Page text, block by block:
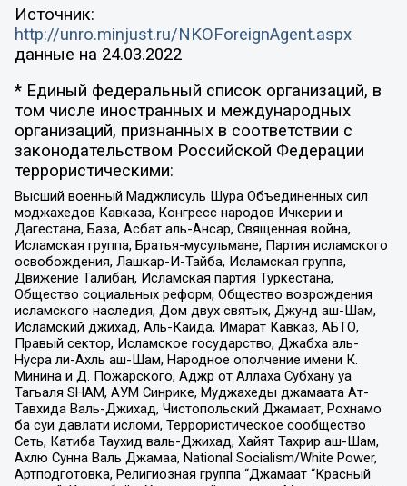
Источник:
http://unro.minjust.ru/NKOForeignAgent.aspx
данные на 24.03.2022
* Единый федеральный список организаций, в
том числе иностранных и международных
организаций, признанных в соответствии с
законодательством Российской Федерации
террористическими:
Высший военный Маджлисуль Шура Объединенных сил
моджахедов Кавказа, Конгресс народов Ичкерии и
Дагестана, База, Асбат аль-Ансар, Священная война,
Исламская группа, Братья-мусульмане, Партия исламского
освобождения, Лашкар-И-Тайба, Исламская группа,
Движение Талибан, Исламская партия Туркестана,
Общество социальных реформ, Общество возрождения
исламского наследия, Дом двух святых, Джунд аш-Шам,
Исламский джихад, Аль-Каида, Имарат Кавказ, АБТО,
Правый сектор, Исламское государство, Джабха аль-
Нусра ли-Ахль аш-Шам, Народное ополчение имени К.
Минина и Д. Пожарского, Аджр от Аллаха Субхану уа
Тагьаля SHAM, АУМ Синрике, Муджахеды джамаата Ат-
Тавхида Валь-Джихад, Чистопольский Джамаат, Рохнамо
ба суи давлати исломи, Террористическое сообщество
Сеть, Катиба Таухид валь-Джихад, Хайят Тахрир аш-Шам,
Ахлю Сунна Валь Джамаа, National Socialism/White Power,
Артподготовка, Религиозная группа “Джамаат “Красный